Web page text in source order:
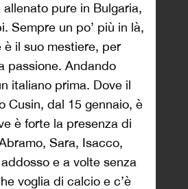
pure in Bulgaria,
Sempre un po’ più in là,
è il suo mestiere, per
passione. Andando
italiano prima. Dove il
Cusin, dal 15 gennaio, è
è forte la presenza di
Sara, Isacco,
e a volte senza
voglia di calcio e c’è